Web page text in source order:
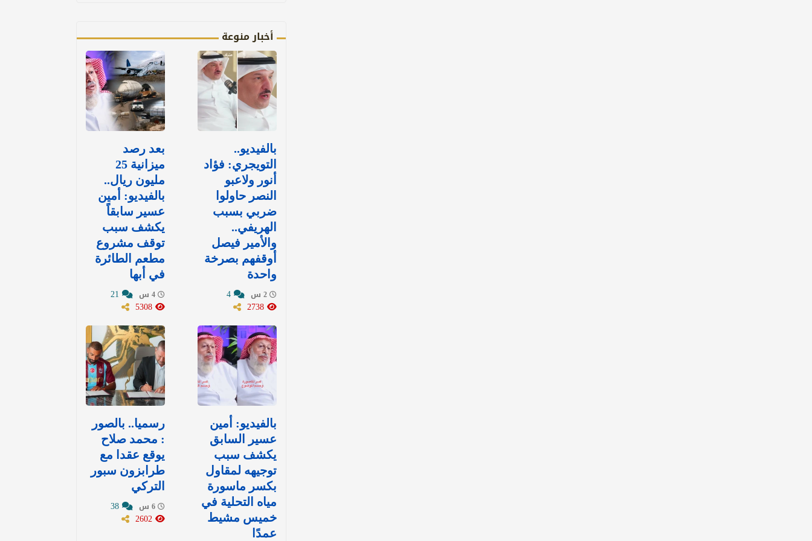
أخبار منوعة
بالفيديو..
التويجري: فؤاد
أنور ولاعبو
النصر حاولوا
ضربي بسبب
الهريفي..
والأمير فيصل
أوقفهم بصرخة
واحدة
بعد رصد
ميزانية 25
مليون ريال..
بالفيديو: أمين
عسير سابقاً
يكشف سبب
توقف مشروع
مطعم الطائرة
في أبها
بالفيديو: أمين
عسير السابق
يكشف سبب
توجيهه لمقاول
بكسر ماسورة
مياه التحلية في
خميس مشيط
عمدًا
رسميا.. بالصور
: محمد صلاح
يوقع عقدا مع
طرابزون سبور
التركي